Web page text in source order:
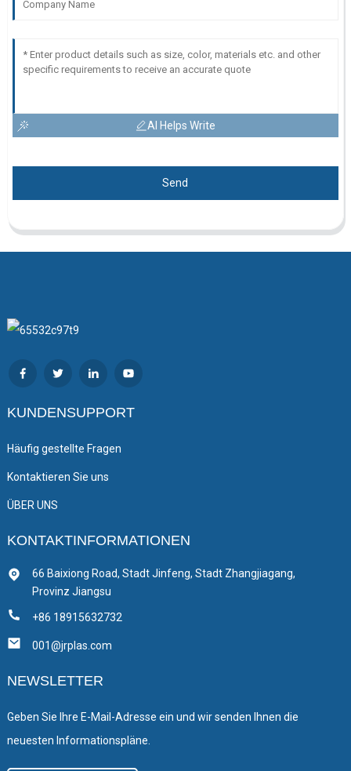
AI Helps Write
Send
KUNDENSUPPORT
Häufig gestellte Fragen
Kontaktieren Sie uns
ÜBER UNS
KONTAKTINFORMATIONEN
66 Baixiong Road, Stadt Jinfeng, Stadt Zhangjiagang,
Provinz Jiangsu
+86 18915632732
001@jrplas.com
NEWSLETTER
Geben Sie Ihre E-Mail-Adresse ein und wir senden Ihnen die
neuesten Informationspläne.